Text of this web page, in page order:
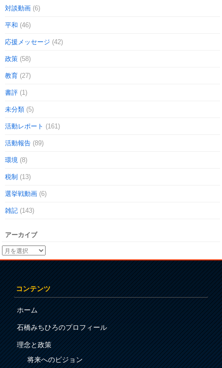
対談動画 (6)
平和 (46)
応援メッセージ (42)
政策 (58)
教育 (27)
書評 (1)
未分類 (5)
活動レポート (161)
活動報告 (89)
環境 (8)
税制 (13)
選挙戦動画 (6)
雑記 (143)
アーカイブ
コンテンツ
ホーム
石橋みちひろのプロフィール
理念と政策
将来へのビジョン